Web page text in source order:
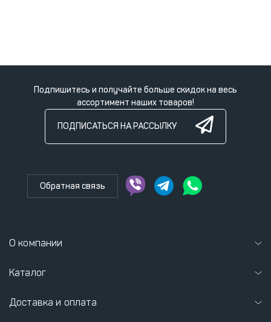
Подпишитесь и получайте больше скидок на весь
ассортимент наших товаров!
ПОДПИСАТЬСЯ НА РАССЫЛКУ
Обратная связь
О компании
Каталог
Доставка и оплата